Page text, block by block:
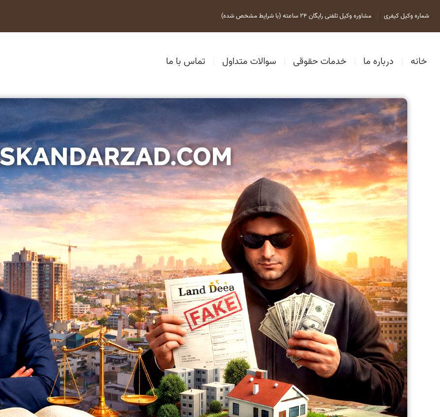
شماره وکیل کیفری مشاوره وکیل تلفنی رایگان 24 ساعته (با شرایط مشخص شده)
خانه درباره ما خدمات حقوقی سوالات متداول تماس با ما